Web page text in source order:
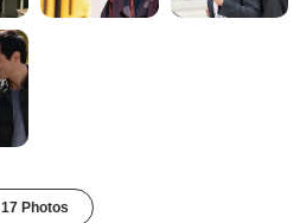
17 Photos